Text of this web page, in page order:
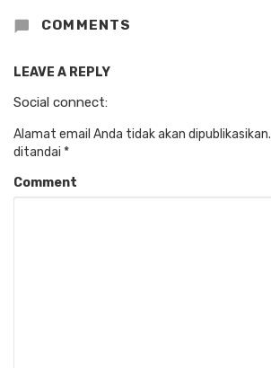
COMMENTS
LEAVE A REPLY
Social connect:
Alamat email Anda tidak akan dipublikasikan.
ditandai *
Comment